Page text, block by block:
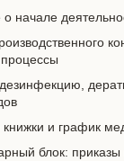
начале
и график
блок: приказы